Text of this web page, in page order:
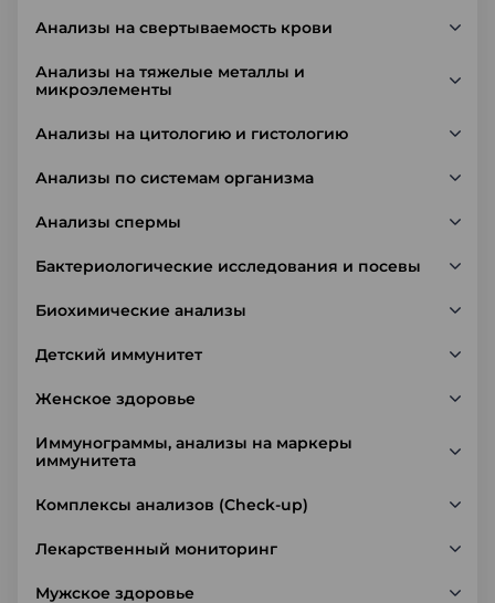
Анализы на свертываемость крови
Анализы на тяжелые металлы и
микроэлементы
Анализы на цитологию и гистологию
Анализы по системам организма
Анализы спермы
Бактериологические исследования и посевы
Биохимические анализы
Детский иммунитет
Женское здоровье
Иммунограммы, анализы на маркеры
иммунитета
Комплексы анализов (Check-up)
Лекарственный мониторинг
Мужское здоровье